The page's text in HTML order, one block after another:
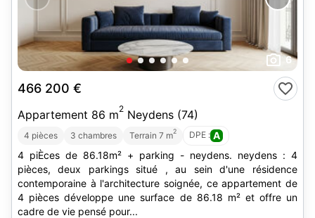
6
466 200 €
Appartement 86 m2 Neydens (74)
4 pièces 3 chambres Terrain 7 m2 DPE : A
4 piÈces de 86.18m² + parking - neydens. neydens : 4
pièces, deux parkings situé , au sein d'une résidence
contemporaine à l'architecture soignée, ce appartement de
4 pièces développe une surface de 86.18 m² et offre un
cadre de vie pensé pour...